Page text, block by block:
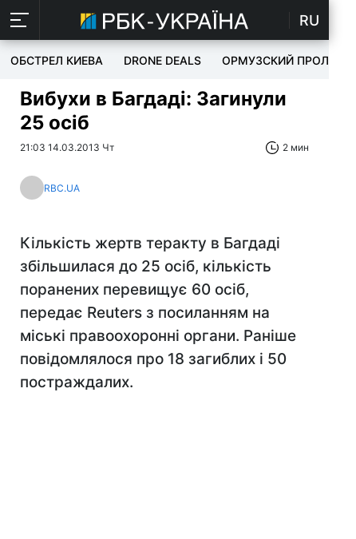
RU
ОБСТРЕЛ КИЕВА DRONE DEALS ОРМУЗСКИЙ ПРОЛИВ
Вибухи в Багдаді: Загинули
25 осіб
21:03 14.03.2013 Чт 2 мин
RBC.UA
Кількість жертв теракту в Багдаді
збільшилася до 25 осіб, кількість
поранених перевищує 60 осіб,
передає Reuters з посиланням на
міські правоохоронні органи. Раніше
повідомлялося про 18 загиблих і 50
постраждалих.